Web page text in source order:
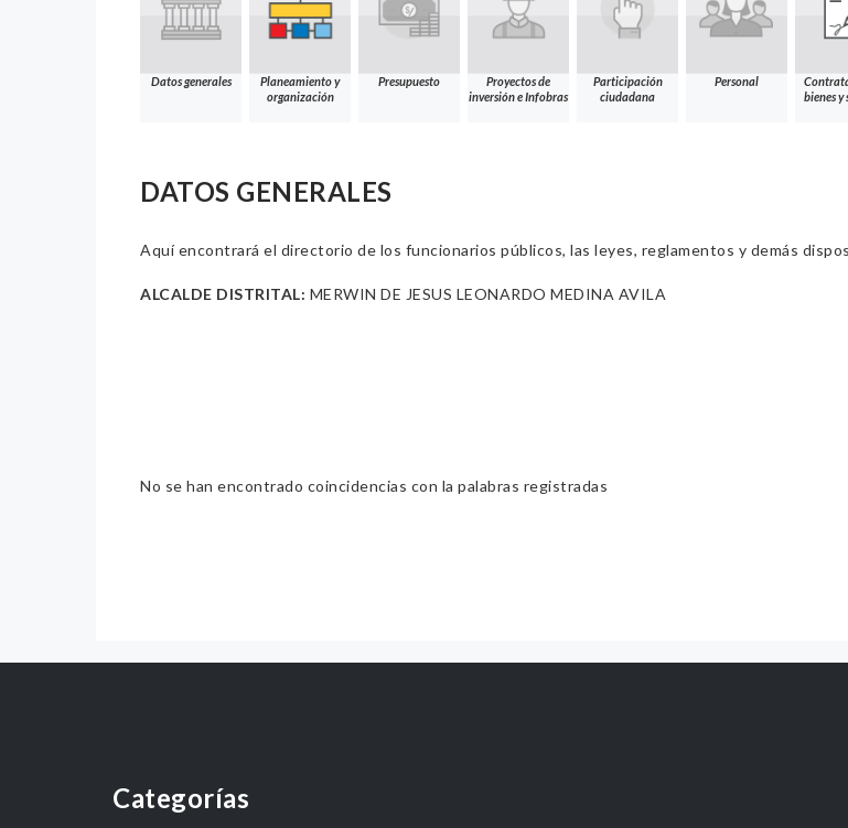
Datos generales
Planeamiento y
organización
Presupuesto
Proyectos de
inversión e Infobras
Participación
ciudadana
Personal
bienes y
DATOS GENERALES
Aquí encontrará el directorio de los funcionarios públicos, las leyes, reglamentos y demás
ALCALDE DISTRITAL: MERWIN DE JESUS LEONARDO MEDINA AVILA
No se han encontrado coincidencias con la palabras registradas
Categorías